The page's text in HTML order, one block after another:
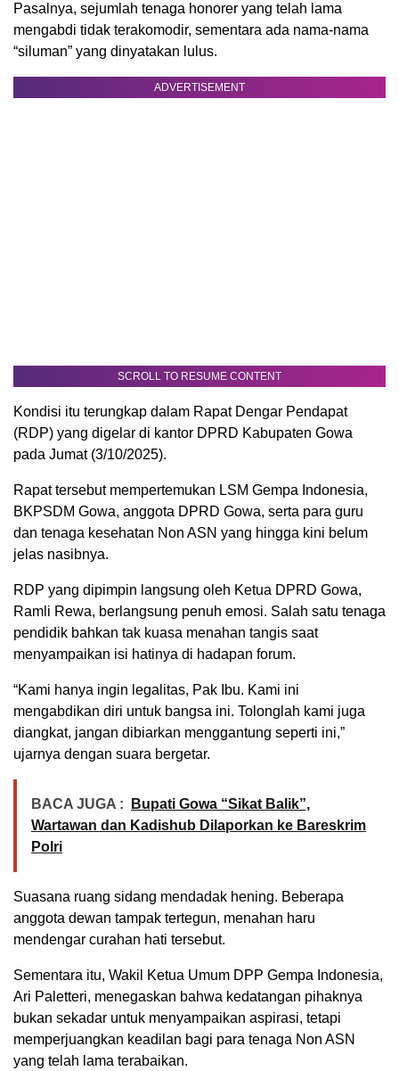
Pasalnya, sejumlah tenaga honorer yang telah lama
mengabdi tidak terakomodir, sementara ada nama-nama
“siluman” yang dinyatakan lulus.
ADVERTISEMENT
SCROLL TO RESUME CONTENT
Kondisi itu terungkap dalam Rapat Dengar Pendapat
(RDP) yang digelar di kantor DPRD Kabupaten Gowa
pada Jumat (3/10/2025).
Rapat tersebut mempertemukan LSM Gempa Indonesia,
BKPSDM Gowa, anggota DPRD Gowa, serta para guru
dan tenaga kesehatan Non ASN yang hingga kini belum
jelas nasibnya.
RDP yang dipimpin langsung oleh Ketua DPRD Gowa,
Ramli Rewa, berlangsung penuh emosi. Salah satu tenaga
pendidik bahkan tak kuasa menahan tangis saat
menyampaikan isi hatinya di hadapan forum.
“Kami hanya ingin legalitas, Pak Ibu. Kami ini
mengabdikan diri untuk bangsa ini. Tolonglah kami juga
diangkat, jangan dibiarkan menggantung seperti ini,”
ujarnya dengan suara bergetar.
BACA JUGA :
Bupati Gowa “Sikat Balik”,
Wartawan dan Kadishub Dilaporkan ke Bareskrim
Polri
Suasana ruang sidang mendadak hening. Beberapa
anggota dewan tampak tertegun, menahan haru
mendengar curahan hati tersebut.
Sementara itu, Wakil Ketua Umum DPP Gempa Indonesia,
Ari Paletteri, menegaskan bahwa kedatangan pihaknya
bukan sekadar untuk menyampaikan aspirasi, tetapi
memperjuangkan keadilan bagi para tenaga Non ASN
yang telah lama terabaikan.